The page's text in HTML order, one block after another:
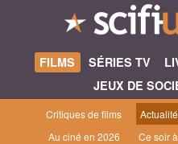
FILMS SÉRIES TV
JEUX DE
Critiques de films
Au ciné en 2026
Ce soir